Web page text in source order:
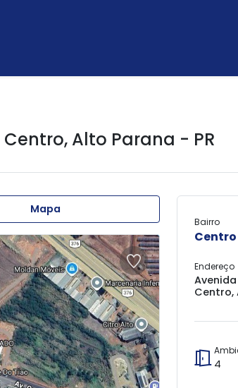
Centro, Alto Parana - PR
Mapa
Bairro
Centro
Endereço
Centro,
4